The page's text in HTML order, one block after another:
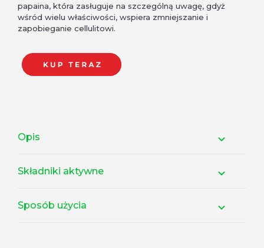
papaina, która zasługuje na szczególną uwagę, gdyż
wśród wielu właściwości, wspiera zmniejszanie i
zapobieganie cellulitowi.
Opis
Składniki aktywne
Sposób użycia